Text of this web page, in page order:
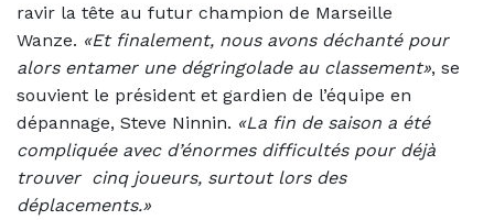
ravir la tête au futur champion de Marseille
Wanze. «Et finalement, nous avons déchanté pour
alors entamer une dégringolade au classement», se
souvient le président et gardien de l’équipe en
dépannage, Steve Ninnin. «La fin de saison a été
compliquée avec d’énormes difficultés pour déjà
trouver cinq joueurs, surtout lors des
déplacements.»